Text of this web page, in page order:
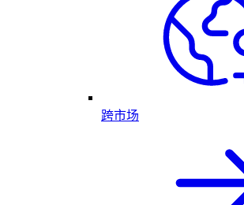
跨市场